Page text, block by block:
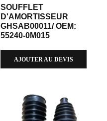
SOUFFLET
D'AMORTISSEUR
GHSAB00011/ OEM:
55240-0M015
AJOUTER AU DEVIS